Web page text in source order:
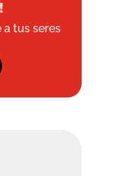
a tus seres